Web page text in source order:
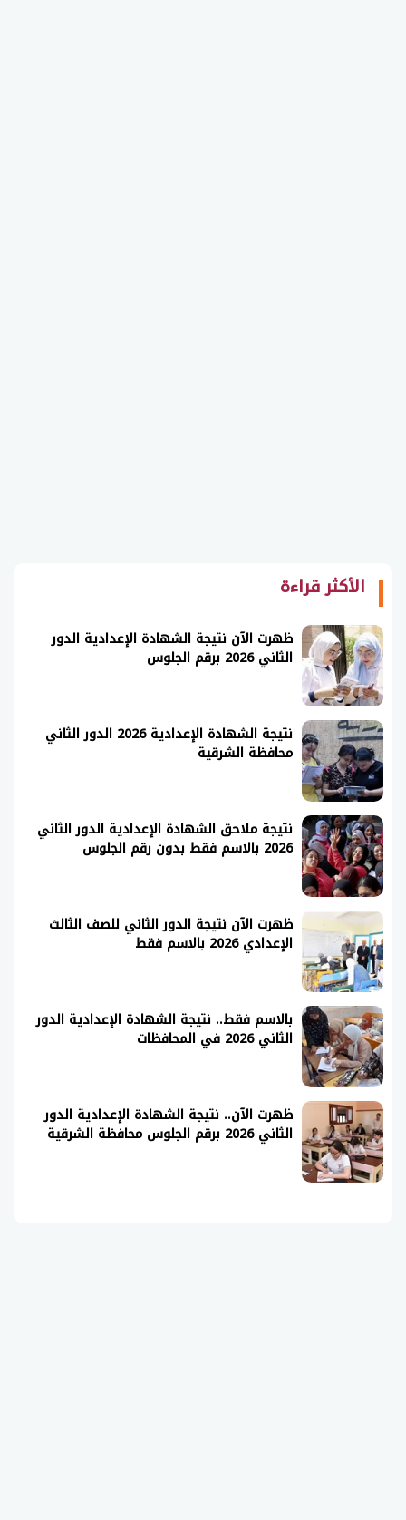
الأكثر قراءة
ظهرت الآن نتيجة الشهادة الإعدادية الدور
الثاني 2026 برقم الجلوس
نتيجة الشهادة الإعدادية 2026 الدور الثاني
محافظة الشرقية
نتيجة ملاحق الشهادة الإعدادية الدور الثاني
2026 بالاسم فقط بدون رقم الجلوس
ظهرت الآن نتيجة الدور الثاني للصف الثالث
الإعدادي 2026 بالاسم فقط
بالاسم فقط.. نتيجة الشهادة الإعدادية الدور
الثاني 2026 في المحافظات
ظهرت الآن.. نتيجة الشهادة الإعدادية الدور
الثاني 2026 برقم الجلوس محافظة الشرقية